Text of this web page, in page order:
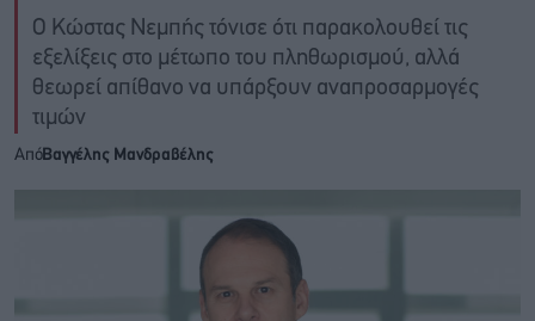
Ο Κώστας Νεμπής τόνισε ότι παρακολουθεί τις
εξελίξεις στο μέτωπο του πληθωρισμού, αλλά
θεωρεί απίθανο να υπάρξουν αναπροσαρμογές
τιμών
ΑπόΒαγγέλης Μανδραβέλης